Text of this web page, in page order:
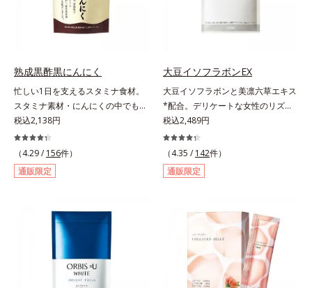
こい食事をした翌日の体調を整えた
い方におすすめのサプリメントで
す。＊オルビス調べ
開けるのがコワイ」「ティッシュと
マスクが手放せない」「買い物に行
スメです。
熟成黒酢黒にんにく
忙しい1日を支えるスタミナ食材。
スタミナ素材・にんにくの中でも良
質で知られる青森県産の「福地ホワ
イト六片」を発酵・熟成させること
で、生にんにく時よりポリフェノー
ルやアミノ酸量をぐんとパワーアッ
プさせました。さらに、へとへと対
豊富）と黒酢の副産物“もろみ”（ビ
タミン類を贅沢に含む）の2つを配
合し、元気を底上げします。また、
ソフトカプセルを採用しニオイを閉
じ込め、ローズマリー抽出物を配合
することで、飲む時も飲んだ後も臭
税込2,138円
（4.29 / 156件）
通販限定
大豆イソフラボンEX
大豆イソフラボンと美凛六草エキス
*配合。デリケートな女性のリズム
とバランスをサポート！。女性のカ
ラダは自分で思うよりもずっとデリ
ケート。不安定になりがちな女性の
身体の働きを助け、健康バランスを
サポートするサプリメントです。1
40mg（アグリコン換算25mg）と
和漢植物「美凛六草エキス」を
100mg配合。大豆イソフラボン
は、大豆に含まれるポリフェノール
の一種で、豆腐半丁分に相当する量
税込2,489円
（4.35 / 142件）
通販限定